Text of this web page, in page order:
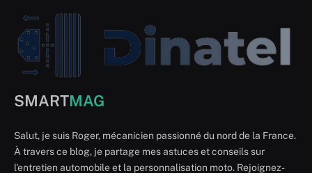
SMARTMAG
Salut, je suis Roger, mécanicien passionné du nord de la France.
À travers ce blog, je partage mes astuces et conseils sur
l'entretien automobile et la personnalisation moto. Rejoignez-